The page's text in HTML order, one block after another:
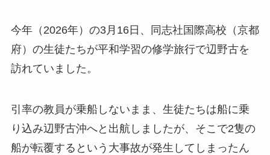
今年（2026年）の3月16日、同志社国際高校（京都
府）の生徒たちが平和学習の修学旅行で辺野古を
訪れていました。
引率の教員が乗船しないまま、生徒たちは船に乗
り込み辺野古沖へと出航しましたが、そこで2隻の
船が転覆するという大事故が発生してしまったん